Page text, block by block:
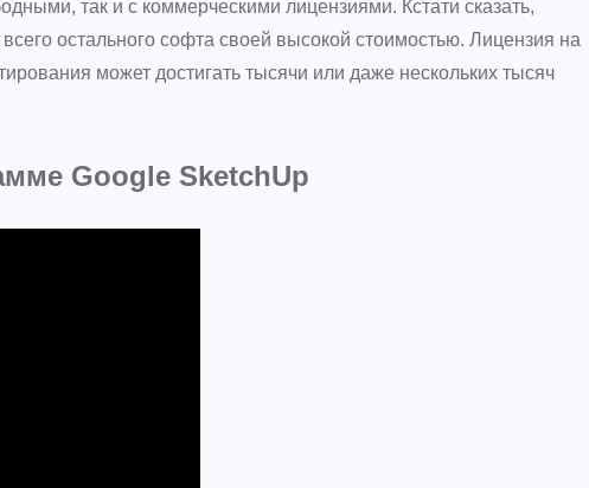
так и с коммерческими лицензиями. Кстати сказать,
остального софта своей высокой стоимостью. Лицензия на
может достигать тысячи или даже нескольких тысяч
Google SketchUp